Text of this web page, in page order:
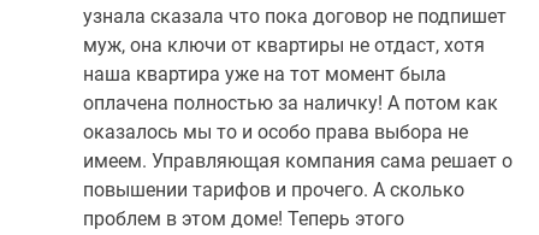
узнала сказала что пока договор не подпишет
муж, она ключи от квартиры не отдаст, хотя
наша квартира уже на тот момент была
оплачена полностью за наличку! А потом как
оказалось мы то и особо права выбора не
имеем. Управляющая компания сама решает о
повышении тарифов и прочего. А сколько
проблем в этом доме! Теперь этого